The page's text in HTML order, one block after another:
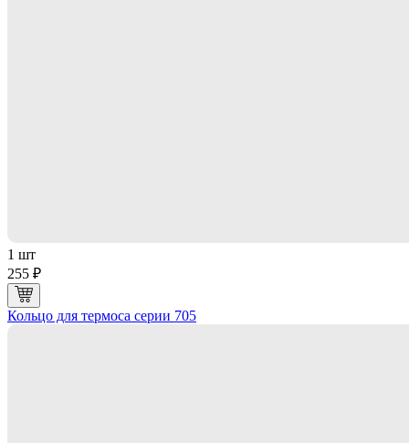
1 шт
255 ₽
Кольцо для термоса серии 705